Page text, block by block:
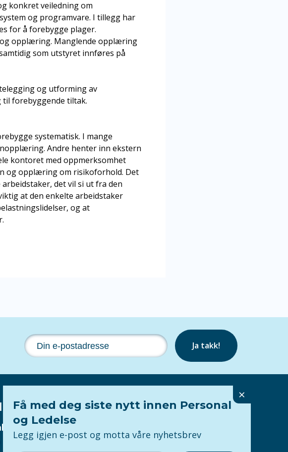
konkret veiledning om
og programvare. I tillegg har
for å forebygge plager.
opplæring. Manglende opplæring
som utstyret innføres på
og utforming av
til forebyggende tiltak.
systematisk. I mange
Andre henter inn ekstern
kontoret med oppmerksomhet
og opplæring om risikoforhold. Det
det vil si ut fra den
at den enkelte arbeidstaker
og at
Ja takk!
9001-sertifisering
Personvern
×
Få med deg siste nytt innen Personal
og Ledelse
Legg igjen e-post og motta våre nyhetsbrev